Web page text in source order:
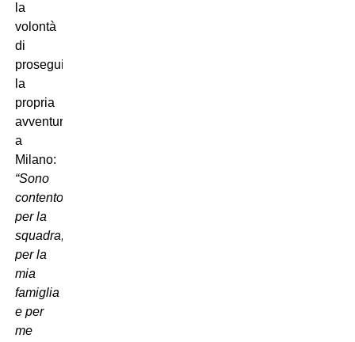
la
volontà
di
proseguire
la
propria
avventura
a
Milano:
“Sono
contento
per la
squadra,
per la
mia
famiglia
e per
me